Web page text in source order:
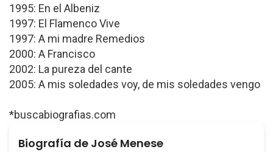
1995: En el Albeniz
1997: El Flamenco Vive
1997: A mi madre Remedios
2000: A Francisco
2002: La pureza del cante
2005: A mis soledades voy, de mis soledades vengo
*buscabiografias.com
Biografía de José Menese